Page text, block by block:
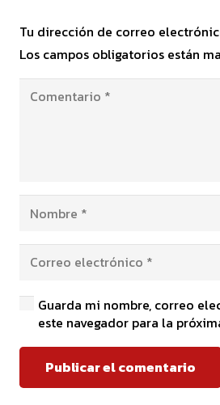
Tu dirección de correo
Los campos obligatorios están
Guarda mi nombre, correo
este navegador para la
Publicar el comentario